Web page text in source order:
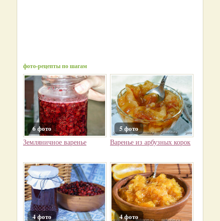
фото-рецепты по шагам
6 фото
Земляничное варенье
5 фото
Варенье из арбузных корок
4 фото 4 фото